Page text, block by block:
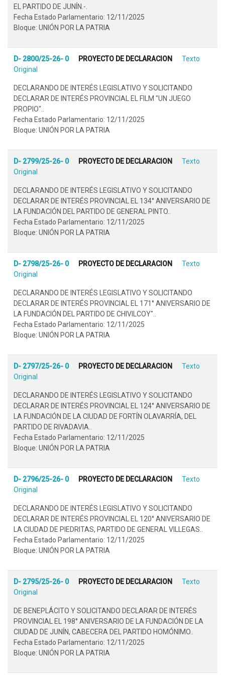
EL PARTIDO DE JUNÍN.-.
Fecha Estado Parlamentario: 12/11/2025
Bloque: UNIÓN POR LA PATRIA
D- 2800/25-26- 0 PROYECTO DE DECLARACION
Texto
Original
DECLARANDO DE INTERÉS LEGISLATIVO Y SOLICITANDO
DECLARAR DE INTERÉS PROVINCIAL EL FILM "UN JUEGO
PROPIO"..
Fecha Estado Parlamentario: 12/11/2025
Bloque: UNIÓN POR LA PATRIA
D- 2799/25-26- 0 PROYECTO DE DECLARACION
Texto
Original
DECLARANDO DE INTERÉS LEGISLATIVO Y SOLICITANDO
DECLARAR DE INTERÉS PROVINCIAL EL 134° ANIVERSARIO DE
LA FUNDACIÓN DEL PARTIDO DE GENERAL PINTO..
Fecha Estado Parlamentario: 12/11/2025
Bloque: UNIÓN POR LA PATRIA
D- 2798/25-26- 0 PROYECTO DE DECLARACION
Texto
Original
DECLARANDO DE INTERÉS LEGISLATIVO Y SOLICITANDO
DECLARAR DE INTERÉS PROVINCIAL EL 171° ANIVERSARIO DE
LA FUNDACIÓN DEL PARTIDO DE CHIVILCOY"..
Fecha Estado Parlamentario: 12/11/2025
Bloque: UNIÓN POR LA PATRIA
D- 2797/25-26- 0 PROYECTO DE DECLARACION
Texto
Original
DECLARANDO DE INTERÉS LEGISLATIVO Y SOLICITANDO
DECLARAR DE INTERÉS PROVINCIAL EL 124° ANIVERSARIO DE
LA FUNDACIÓN DE LA CIUDAD DE FORTÍN OLAVARRÍA, DEL
PARTIDO DE RIVADAVIA..
Fecha Estado Parlamentario: 12/11/2025
Bloque: UNIÓN POR LA PATRIA
D- 2796/25-26- 0 PROYECTO DE DECLARACION
Texto
Original
DECLARANDO DE INTERÉS LEGISLATIVO Y SOLICITANDO
DECLARAR DE INTERÉS PROVINCIAL EL 120° ANIVERSARIO DE
LA CIUDAD DE PIEDRITAS, PARTIDO DE GENERAL VILLEGAS..
Fecha Estado Parlamentario: 12/11/2025
Bloque: UNIÓN POR LA PATRIA
D- 2795/25-26- 0 PROYECTO DE DECLARACION
Texto
Original
DE BENEPLÁCITO Y SOLICITANDO DECLARAR DE INTERÉS
PROVINCIAL EL 198° ANIVERSARIO DE LA FUNDACIÓN DE LA
CIUDAD DE JUNÍN, CABECERA DEL PARTIDO HOMÓNIMO..
Fecha Estado Parlamentario: 12/11/2025
Bloque: UNIÓN POR LA PATRIA